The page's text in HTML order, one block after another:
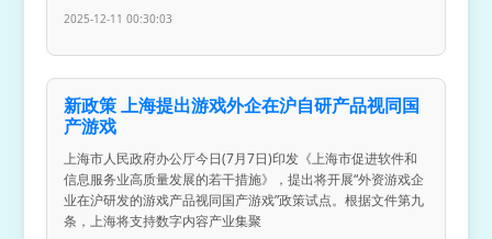
2025-12-11 00:30:03
新政策 上海提出游戏外企在沪自研产品视同国
产游戏
上海市人民政府办公厅今日(7月7日)印发《上海市促进软件和
信息服务业高质量发展的若干措施》，提出将开展“外资游戏企
业在沪研发的游戏产品视同国产游戏”政策试点。根据文件第九
条，上海将支持数字内容产业集聚